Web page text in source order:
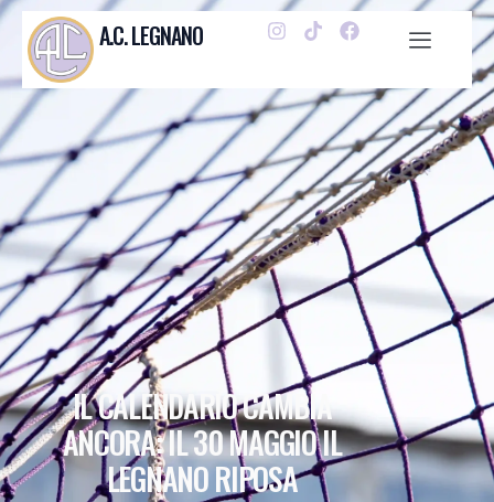
A.C. LEGNANO
IL CALENDARIO CAMBIA
ANCORA: IL 30 MAGGIO IL
LEGNANO RIPOSA